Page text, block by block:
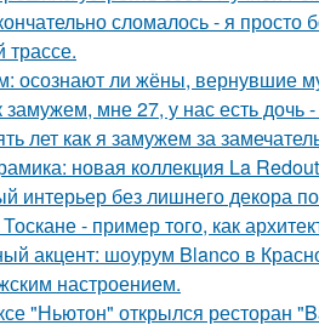
сломалось - я просто
трассе.
осознают ли жёны, вернувшие
замужем, мне 27, у нас есть дочь
лет как я замужем за
новая коллекция La
интерьер без лишнего декора
- пример того, как
акцент: шоурум Blanco в
настроением.
"Ньютон" открылся ресторан